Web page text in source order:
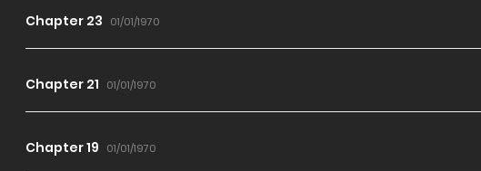
Chapter 23 01/01/1970
Chapter 21 01/01/1970
Chapter 19 01/01/1970